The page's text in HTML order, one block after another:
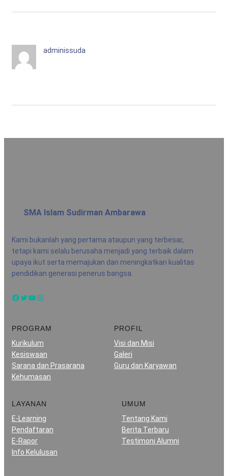
adminissuda
SMA Islam Sudirman Ambarawa
Kami bukanlah yang pertama ataupun yang terbesar,
tetapi kami selalu berusaha menjadi yang terbaik dalam
upaya ikut serta memajukan dan meningkatkan kualitas
pendidikan generasi penerus bangsa.
Facebook Twitter YouTube Instagram
PROGRAM
Kurikulum
Kesiswaan
Sarana dan Prasarana
Kehumasan
PROFIL
Visi dan Misi
Galeri
Guru dan Karyawan
LAYANAN
E-Learning
Pendaftaran
E-Rapor
Info Kelulusan
UMUM
Tentang Kami
Berita Terbaru
Testimoni Alumni